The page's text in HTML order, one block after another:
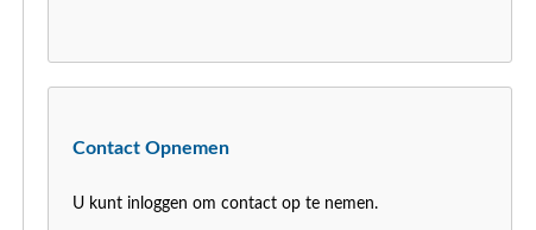
Contact Opnemen
U kunt inloggen om contact op te nemen.